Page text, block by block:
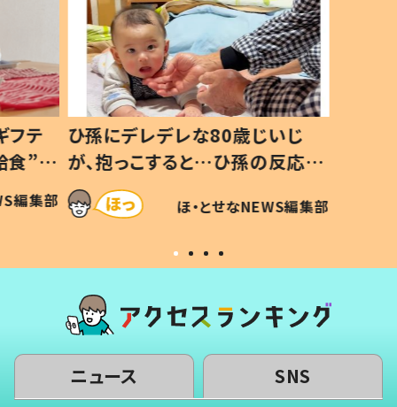
フテ
食”を
の親
編集部
ひ孫にデレデレな80歳じいじ
が、抱っこすると…ひ孫の反応に
「涙が出ました」「可愛くて仕方な
い」
ほ・とせなNEWS編集部
ニュース SNS